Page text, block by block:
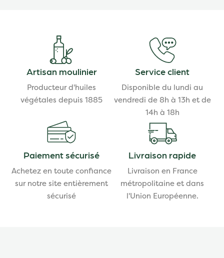
Artisan moulinier
Producteur d'huiles
végétales depuis 1885
Service client
Disponible du lundi au
vendredi de 8h à 13h et de
14h à 18h
Paiement sécurisé
Achetez en toute confiance
sur notre site entièrement
sécurisé
Livraison rapide
Livraison en France
métropolitaine et dans
l'Union Européenne.